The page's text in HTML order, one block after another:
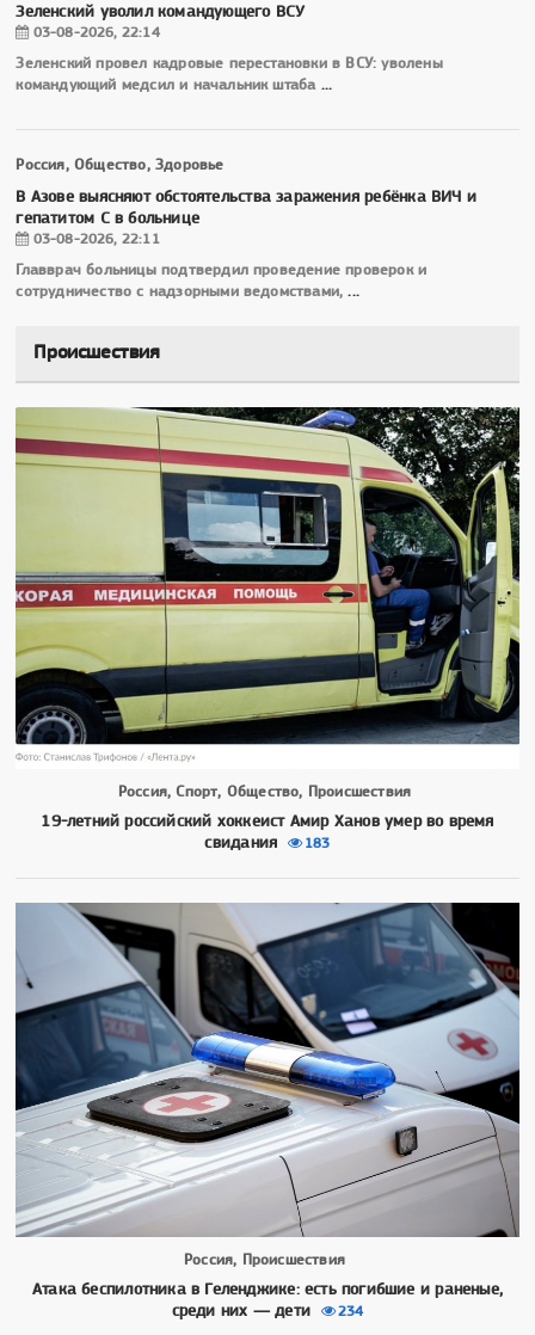
Зеленский уволил командующего ВСУ
03-08-2026, 22:14
Зеленский провел кадровые перестановки в ВСУ: уволены
командующий медсил и начальник штаба ...
Россия, Общество, Здоровье
В Азове выясняют обстоятельства заражения ребёнка ВИЧ и
гепатитом С в больнице
03-08-2026, 22:11
Главврач больницы подтвердил проведение проверок и
сотрудничество с надзорными ведомствами,...
Происшествия
Россия, Спорт, Общество, Происшествия
19-летний российский хоккеист Амир Ханов умер во время
свидания
183
Россия, Происшествия
Атака беспилотника в Геленджике: есть погибшие и раненые,
среди них — дети
234